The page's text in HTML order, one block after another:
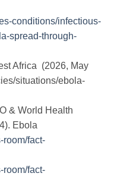
conditions/infectious-
spread-through-
Africa (2026, May
situations/ebola-
& World Health
Ebola
room/fact-
room/fact-